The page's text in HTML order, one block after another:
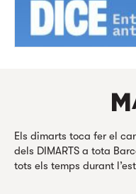
Els dimarts toca fer el
dels DIMARTS a tota
tots els temps durant